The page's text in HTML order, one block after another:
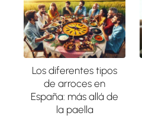
Los diferentes tipos
de arroces en
España: más allá de
la paella